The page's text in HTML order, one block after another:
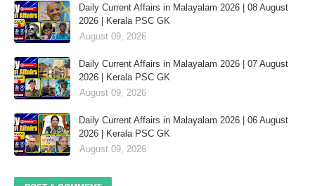
Daily Current Affairs in Malayalam 2026 | 08 August
2026 | Kerala PSC GK
August 09, 2026
Daily Current Affairs in Malayalam 2026 | 07 August
2026 | Kerala PSC GK
August 09, 2026
Daily Current Affairs in Malayalam 2026 | 06 August
2026 | Kerala PSC GK
August 09, 2026